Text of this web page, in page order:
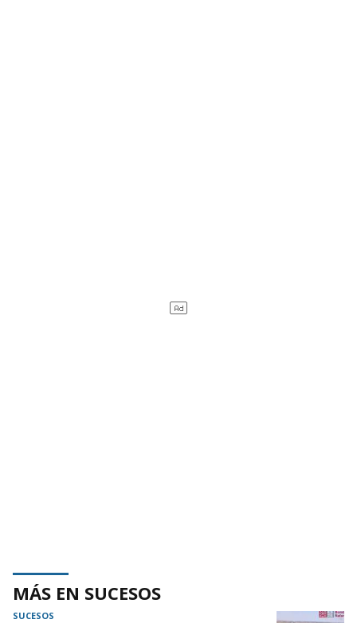
MÁS EN SUCESOS
SUCESOS